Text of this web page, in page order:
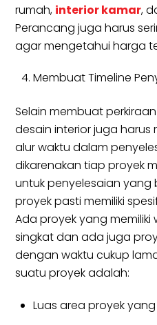
rumah, interior kamar,
Perancang juga harus
agar mengetahui harga
Membuat Timeline
Selain membuat
desain interior juga
alur waktu dalam
dikarenakan tiap proyek
untuk penyelesaian yang
proyek pasti memiliki
Ada proyek yang
singkat dan ada juga
dengan waktu cukup
suatu proyek adalah:
Luas area proyek